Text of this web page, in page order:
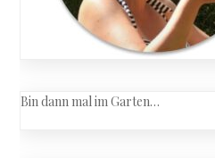
Bin dann mal im Garten…